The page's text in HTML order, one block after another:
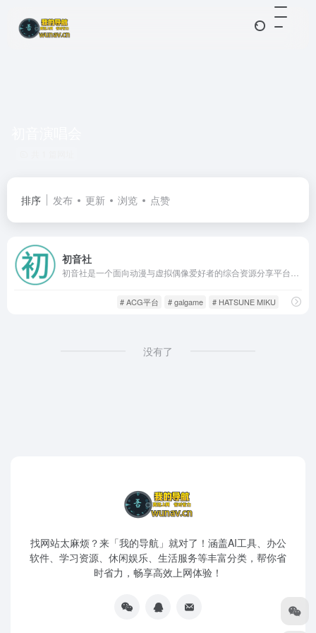
排序 发布 更新 浏览 点赞
初音社
# ACG平台 # galgame # HATSUNE MIKU
没有了
找网站太麻烦？来「我的导航」就对了！涵盖AI工具、办公
软件、学习资源、休闲娱乐、生活服务等丰富分类，帮你省
时省力，畅享高效上网体验！